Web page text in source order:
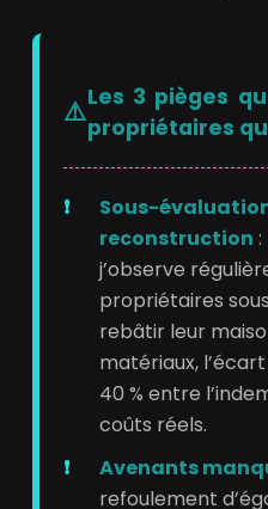
Les 3 pièges
propriétaires
Sous-
reconstruction
j’observe
propriétaires
rebâtir leur
matériaux,
40 % entre
coûts réels.
Avenants
refoulement